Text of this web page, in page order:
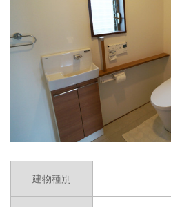
建物種別